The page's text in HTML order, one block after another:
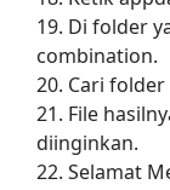
19. Di folder
combination.
20. Cari
21. File
diinginkan.
22. Selamat